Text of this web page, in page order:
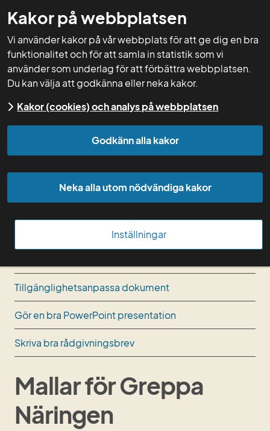
Kakor på webbplatsen
Vi använder kakor på vår webbplats för att ge dig en bra
funktionalitet och för att samla in statistik som vi
använder som underlag för att förbättra webbplatsen.
Du kan välja att godkänna eller neka kakor.
Kakor (cookies) och analys på webbplatsen
Godkänn alla kakor
Neka alla utom nödvändiga kakor
Inställningar
GNW-adm
Start Mallar
Mall för PowerPoint
Mall för rådgivningsbrev
Mallar för Word
Tillgänglighetsanpassa dokument
Gör en bra PowerPoint presentation
Skriva bra rådgivningsbrev
Mallar för Greppa
Näringen